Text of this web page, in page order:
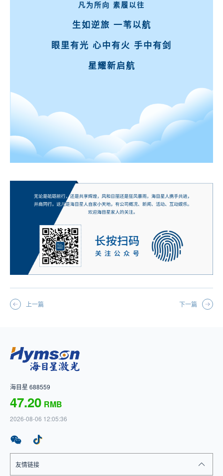
凡为所向 素履以往
生如逆旅 一苇以航
眼里有光 心中有火 手中有剑
星耀新启航
上一篇 下一篇
海目星 688559
47.20 RMB
2026-08-06 12:05:36
友情链接